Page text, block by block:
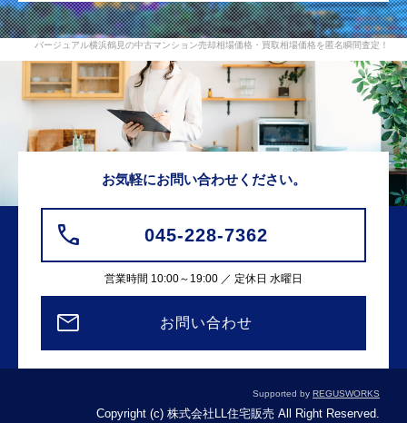
バージュアル横浜鶴見の中古マンション売却相場価格・買取相場価格を匿名瞬間査定！
お気軽にお問い合わせください。
045-228-7362
営業時間 10:00～19:00 ／ 定休日 水曜日
お問い合わせ
Supported by REGUSWORKS
Copyright (c) 株式会社LL住宅販売 All Right Reserved.